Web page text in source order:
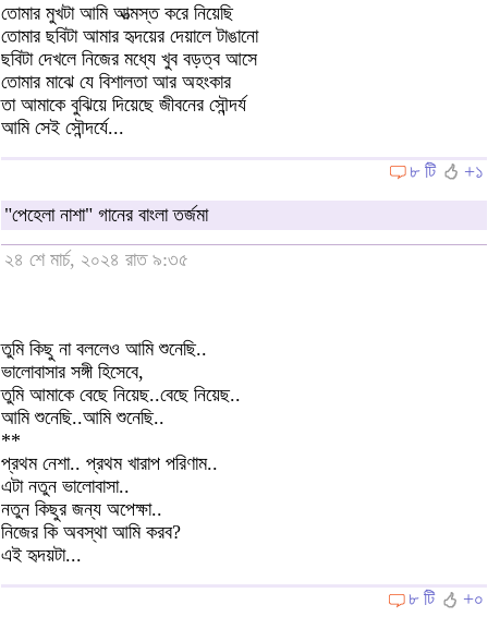
তোমার মুখটা আমি আত্মস্ত করে নিয়েছি
তোমার ছবিটা আমার হৃদয়ের দেয়ালে টাঙানো
ছবিটা দেখলে নিজের মধ্যে খুব বড়ত্ব আসে
তোমার মাঝে যে বিশালতা আর অহংকার
তা আমাকে বুঝিয়ে দিয়েছে জীবনের সৌন্দর্য
আমি সেই সৌন্দর্যে...
৮ টি
+১
"পেহেলা নাশা" গানের বাংলা তর্জমা
২৪ শে মার্চ, ২০২৪ রাত ৯:৩৫
তুমি কিছু না বললেও আমি শুনেছি..
ভালোবাসার সঙ্গী হিসেবে,
তুমি আমাকে বেছে নিয়েছ..বেছে নিয়েছ..
আমি শুনেছি..আমি শুনেছি..
**
প্রথম নেশা.. প্রথম খারাপ পরিণাম..
এটা নতুন ভালোবাসা..
নতুন কিছুর জন্য অপেক্ষা..
নিজের কি অবস্থা আমি করব?
এই হৃদয়টা...
৮ টি
+০